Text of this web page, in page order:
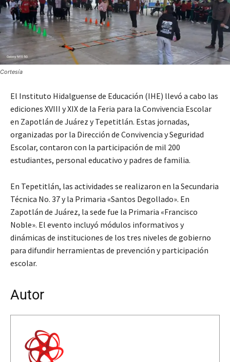
Cortesía
El Instituto Hidalguense de Educación (IHE) llevó a cabo las
ediciones XVIII y XIX de la Feria para la Convivencia Escolar
en Zapotlán de Juárez y Tepetitlán. Estas jornadas,
organizadas por la Dirección de Convivencia y Seguridad
Escolar, contaron con la participación de mil 200
estudiantes, personal educativo y padres de familia.
En Tepetitlán, las actividades se realizaron en la Secundaria
Técnica No. 37 y la Primaria «Santos Degollado». En
Zapotlán de Juárez, la sede fue la Primaria «Francisco
Noble». El evento incluyó módulos informativos y
dinámicas de instituciones de los tres niveles de gobierno
para difundir herramientas de prevención y participación
escolar.
Autor